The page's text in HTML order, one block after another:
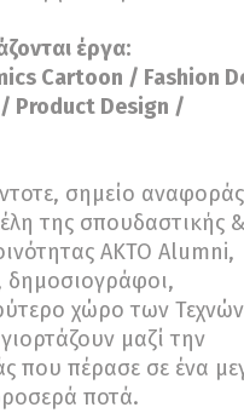
έργα:
Cartoon / Fashion
Product Design /
σημείο
της σπουδαστικής &
AKTO Alumni,
δημοσιογράφοι,
χώρο των
μαζί την
που πέρασε σε ένα
ποτά.